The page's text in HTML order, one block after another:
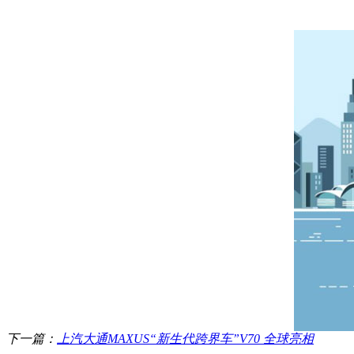
下一篇： 上汽大通MAXUS“新生代跨界车”V70 全球亮相